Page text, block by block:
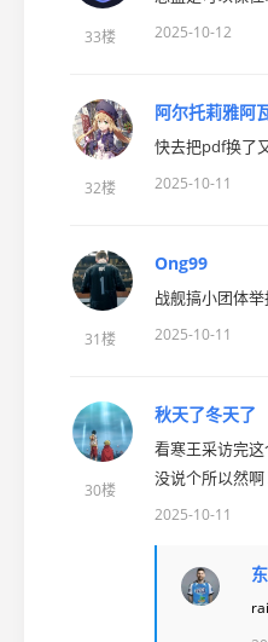
33楼 2025-10-12
32楼
阿尔托莉雅阿
快去把pdf换了
2025-10-11
31楼
Ong99
战舰搞小团体
2025-10-11
30楼
秋天了冬天了
看寒王采访完
没说个所以然啊
2025-10-11